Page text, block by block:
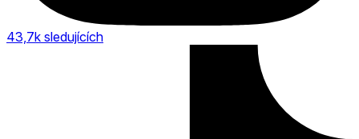
43,7k sledujících